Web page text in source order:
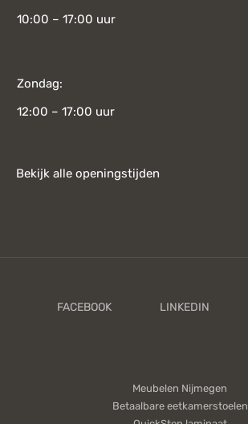
10:00 – 17:00 uur
Zondag:
12:00 – 17:00 uur
Bekijk alle openingstijden
Meubelen Nijmegen
Betaalbare eetkamerstoelen